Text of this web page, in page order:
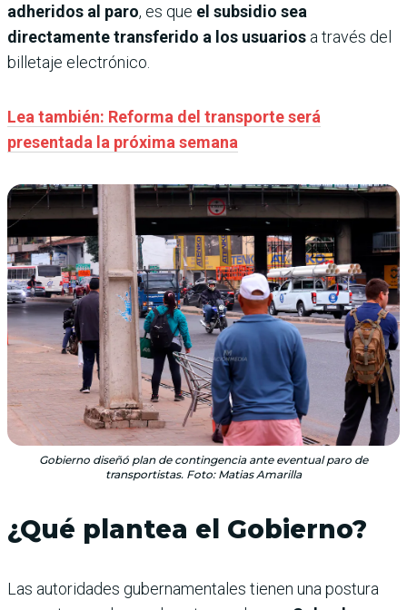
adheridos al paro, es que el subsidio sea
directamente transferido a los usuarios a través del
billetaje electrónico.
Lea también: Reforma del transporte será
presentada la próxima semana
Gobierno diseñó plan de contingencia ante eventual paro de
transportistas. Foto: Matias Amarilla
¿Qué plantea el Gobierno?
Las autoridades gubernamentales tienen una postura